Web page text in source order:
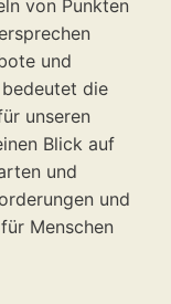
von Punkten
und
die
unseren
Blick auf
und
und
Menschen